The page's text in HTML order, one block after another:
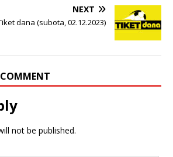
NEXT
dana (subota, 02.12.2023)
not be published.